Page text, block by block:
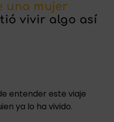
una mujer
vivir algo así
entender este viaje
ya lo ha vivido.